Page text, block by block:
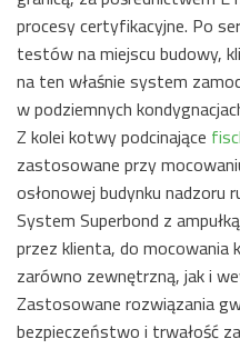
procesy certyfikacyjne. Po
testów na miejscu budowy,
na ten właśnie system
w podziemnych
Z kolei kotwy podcinające
zastosowane przy
osłonowej budynku nadzoru
System Superbond z
przez klienta, do mocowania
zarówno zewnętrzną, jak i
Zastosowane rozwiązania
bezpieczeństwo i trwałość